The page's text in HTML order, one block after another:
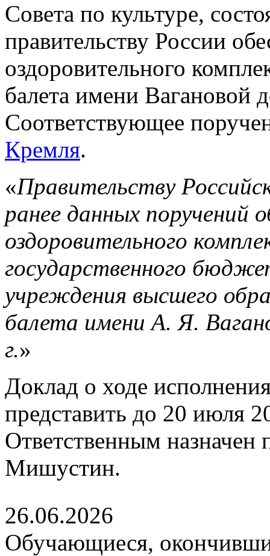
Совета по культуре,
правительству России
оздоровительного
балета имени Вагановой
Соответствующее
Кремля.
«Правительству
ранее данных поручений
оздоровительного
государственного
учреждения высшего
балета имени А. Я.
г.»
Доклад о ходе
представить до 20 июля
Ответственным
Мишустин.
26.06.2026
Обучающиеся,